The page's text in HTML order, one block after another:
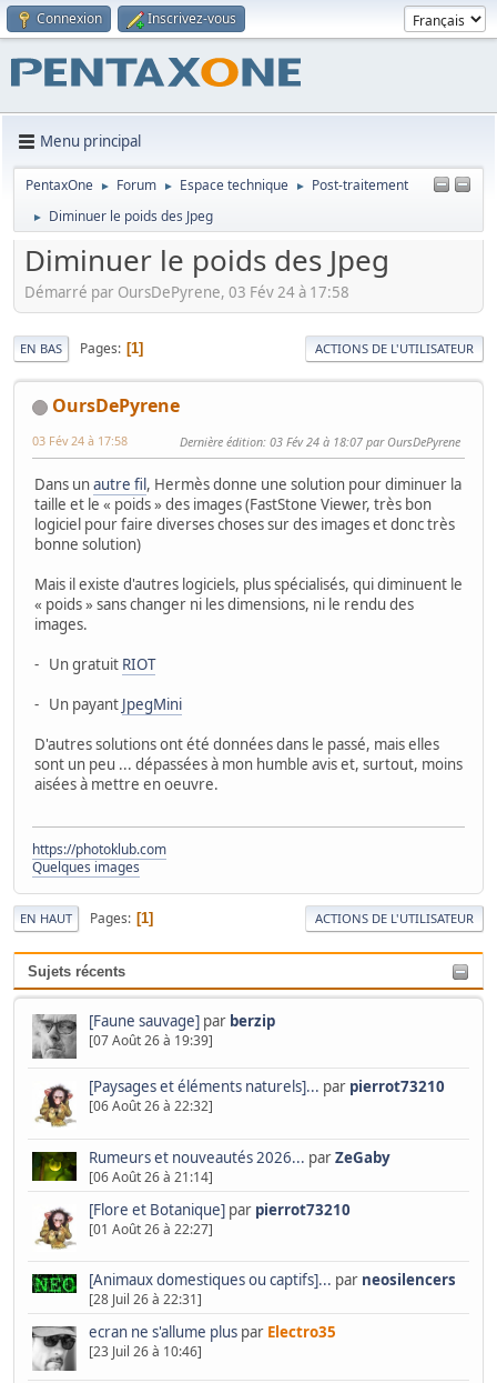
Connexion Inscrivez-vous
Menu principal
PentaxOne ► Forum ► Espace technique ► Post-traitement
► Diminuer le poids des Jpeg
Diminuer le poids des Jpeg
Démarré par OursDePyrene, 03 Fév 24 à 17:58
EN BAS Pages 1 ACTIONS DE L'UTILISATEUR
OursDePyrene
03 Fév 24 à 17:58 Dernière édition: 03 Fév 24 à 18:07 par OursDePyrene
Dans unautre fil, Hermès donne une solution pour diminuer la
taille et le « poids » des images (FastStone Viewer, très bon
logiciel pour faire diverses choses sur des images et donc très
bonne solution)
Mais il existe d'autres logiciels, plus spécialisés, qui diminuent le
« poids » sans changer ni les dimensions, ni le rendu des
images.
- Un gratuit RIOT
- Un payant JpegMini
D'autres solutions ont été données dans le passé, mais elles
sont un peu ... dépassées à mon humble avis et, surtout, moins
aisées à mettre en oeuvre.
https://photoklub.com
Quelques images
EN HAUT Pages 1 ACTIONS DE L'UTILISATEUR
Sujets récents
[Faune sauvage] par berzip
[07 Août 26 à 19:39]
[Paysages et éléments naturels]... par pierrot73210
[06 Août 26 à 22:32]
Rumeurs et nouveautés 2026... parZeGaby
[06 Août 26 à 21:14]
[Flore et Botanique]par pierrot73210
[01 Août 26 à 22:27]
[Animaux domestiques ou captifs]... par neosilencers
[28 Juil 26 à 22:31]
ecran ne s'allume pluspar Electro35
[23 Juil 26 à 10:46]